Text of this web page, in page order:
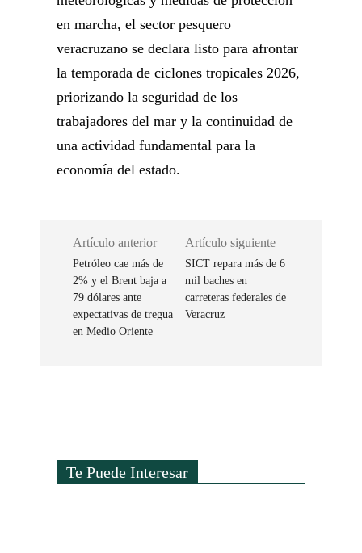
en marcha, el sector pesquero
veracruzano se declara listo para afrontar
la temporada de ciclones tropicales 2026,
priorizando la seguridad de los
trabajadores del mar y la continuidad de
una actividad fundamental para la
economía del estado.
Artículo anterior
Petróleo cae más de
2% y el Brent baja a
79 dólares ante
expectativas de tregua
en Medio Oriente
Artículo siguiente
SICT repara más de 6
mil baches en
carreteras federales de
Veracruz
Te Puede Interesar